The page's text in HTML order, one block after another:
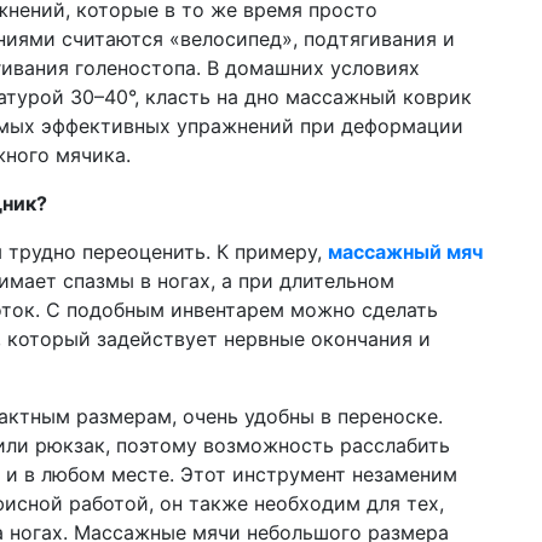
которые в то же время просто
считаются «велосипед», подтягивания и
голеностопа. В домашних условиях
30–40°, класть на дно массажный коврик
эффективных упражнений при деформации
мячика.
переоценить. К примеру, массажный мяч
спазмы в ногах, а при длительном
С подобным инвентарем можно сделать
задействует нервные окончания и
размерам, очень удобны в переноске.
рюкзак, поэтому возможность расслабить
в любом месте. Этот инструмент незаменим
работой, он также необходим для тех,
Массажные мячи небольшого размера